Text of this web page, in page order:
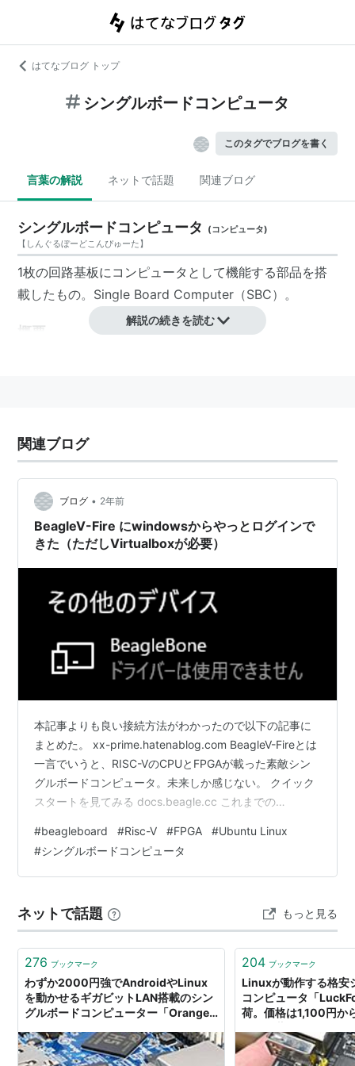
はてなブログ トップ
シングルボードコンピュータ
このタグでブログを書く
言葉の解説 ネットで話題 関連ブログ
シングルボードコンピュータ (コンピュータ)
【 しんぐるぼーどこんぴゅーた】
1枚の回路基板にコンピュータとして機能する部品を搭
載したもの。Single Board Computer（SBC）。
概要
なLinuxが実用的に動作するものが増え、価格も1万円以
用や自宅サーバーとして活用されることもある。
シングルボードパソコンとも呼ばれる。
代表的なSBC
Beagleboard：BeagleBoard.org - BeagleBone
Galileo
Raspberry Pi Type B 512MB
出版社/メーカー:RS Components Ltd (ソースマ
ーキング及び販売 Umemoto LLP)
メディア:エレクトロニクス
この商品を含むブログ (12件) を見る
Raspberry Piユーザーガイド
作者:Eben Upton,Gareth Halfacree,
インプレス
購入: 2人クリック
: 21回
この商品を含むブログ (9件) を見る
BeagleBone Blackで遊ぼう!
Raspberry Piより高機能で高性
能
解説の続きを読む
関連ブログ
ブログ • 2年前
BeagleV-Fire にwindowsからやっとログインで
きた（ただしVirtualboxが必要）
本記事よりも良い接続方法がわかったので以下の記事に
まとめた。 xx-prime.hatenablog.com BeagleV-Fireとは
一言でいうと、RISC-VのCPUとFPGAが載った素敵シン
グルボードコンピュータ。未来しか感じない。 クイック
スタートを見てみる docs.beagle.cc これまでの
けでOKなように見える。が、実はそれはウソだ。
WindowsにBeagleV-FireをUSBで接続してみる まず、十
分な電力を供給できるUSBポートに、BeagleV-FIreを接
#beagleboard #Risc-V #FPGA #Ubuntu Linux
#シングルボードコンピュータ
ネットで話題 もっと見る
276 ブックマーク
わずか2000円強でAndroidやLinux
を動かせるギガビットLAN搭載のシン
グルボードコンピューター「Orange
204 ブックマーク
Linuxが動作する格安
コンピュータ「
荷。価格は1,100円か